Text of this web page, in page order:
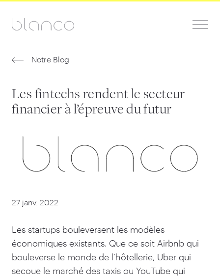
Notre Blog
Les fintechs rendent le secteur
financier à l’épreuve du futur
27 janv. 2022
Les startups bouleversent les modèles
économiques existants. Que ce soit Airbnb qui
bouleverse le monde de l’hôtellerie, Uber qui
secoue le marché des taxis ou YouTube qui